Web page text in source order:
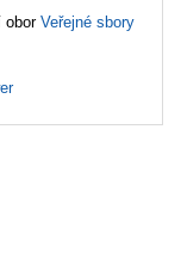
obor Veřejné sbory